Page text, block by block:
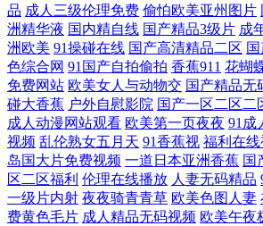
国产电影 色aⅴ性欧美 91豆花视频在线观看 国产
观看免费 国产国产精品人在线视 四虎午夜影院
日韩免费在线视频 AV毛茸茸 蜜芽91中出 国产熟
免费在线黄色视频 国产第69页 日韩aⅴ在线观看
网站 嘬得越来越大 另类伪娘激情一区AV 亚洲色
品 成人三级伦理免费 偷怕欧美亚州图片
洲精华液 国内精自线 国产精品3级片 成
洲欧美 91操碰在线 国产高清精品二区
色综合网 91国产自拍偷拍 香蕉911 花蝴
免费网站 欧美女人与动物交 国产精品无
碰大香蕉 户外自慰影院 国产一区二区二
成人动漫网站观看 欧美第一页夜夜 91成
视频 乱伦熟女五月天 91香蕉视 福利在
岛国大片免费视频 一道日本亚洲香蕉 国
区二区福利 伦理在线播放 人妻无码精品
一级片内射 夜夜骑青青草 欧美色图人妻
费黄色毛片 成人精品无码视频 欧美午夜